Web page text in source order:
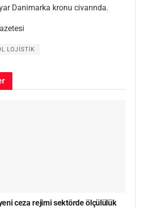
Danimarka kronu civarında.
LOJİSTİK
ceza rejimi sektörde ölçülülük